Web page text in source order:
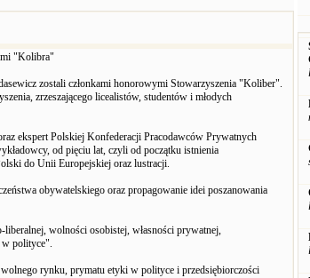
"Kolibra"
zostali członkami honorowymi Stowarzyszenia "Koliber".
zrzeszającego licealistów, studentów i młodych
ekspert Polskiej Konfederacji Pracodawców Prywatnych
od pięciu lat, czyli od początku istnienia
do Unii Europejskiej oraz lustracji.
obywatelskiego oraz propagowanie idei poszanowania
wolności osobistej, własności prywatnej,
w polityce".
rynku, prymatu etyki w polityce i przedsiębiorczości